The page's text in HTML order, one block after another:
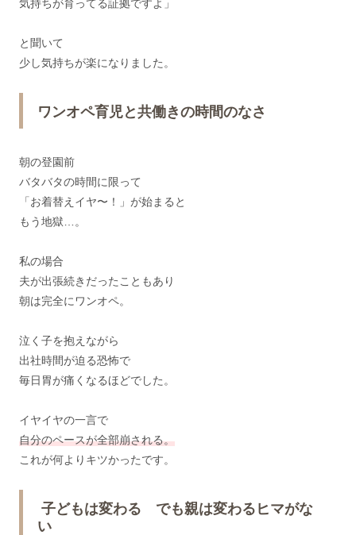
気持ちが育ってる証拠ですよ」
と聞いて
少し気持ちが楽になりました。
ワンオペ育児と共働きの時間のなさ
朝の登園前
バタバタの時間に限って
「お着替えイヤ〜！」が始まると
もう地獄…。
私の場合
夫が出張続きだったこともあり
朝は完全にワンオペ。
泣く子を抱えながら
出社時間が迫る恐怖で
毎日胃が痛くなるほどでした。
イヤイヤの一言で
自分のペースが全部崩される。
これが何よりキツかったです。
子どもは変わる でも親は変わるヒマがな
い